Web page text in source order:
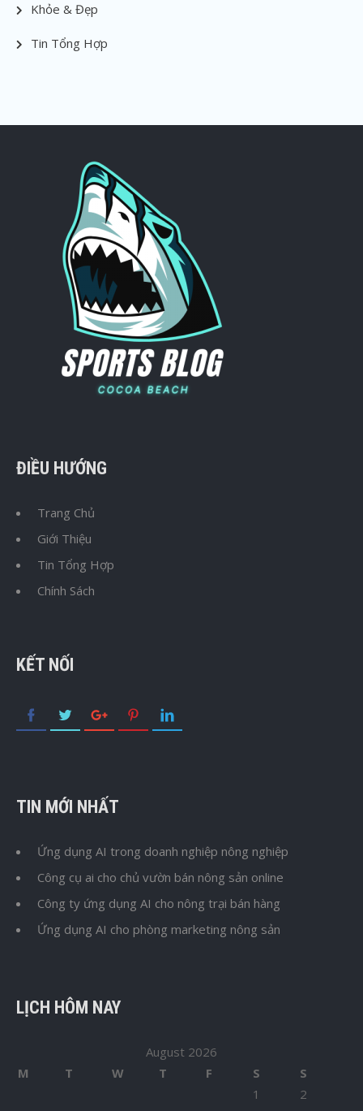
Khỏe & Đẹp
Tin Tổng Hợp
ĐIỀU HƯỚNG
Trang Chủ
Giới Thiệu
Tin Tổng Hợp
Chính Sách
KẾT NỐI
TIN MỚI NHẤT
Ứng dụng AI trong doanh nghiệp nông nghiệp
Công cụ ai cho chủ vườn bán nông sản online
Công ty ứng dụng AI cho nông trại bán hàng
Ứng dụng AI cho phòng marketing nông sản
LỊCH HÔM NAY
August 2026
M
T W T F S
S
1
2